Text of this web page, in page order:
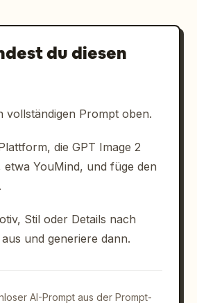
du diesen
vollständigen Prompt oben.
die GPT Image 2
YouMind, und füge den
Stil oder Details nach
und generiere dann.
AI-Prompt aus der Prompt-